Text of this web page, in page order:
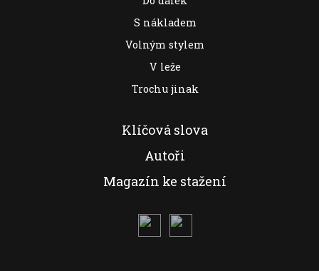
S nákladem
Volným stylem
V leže
Trochu jinak
Klíčová slova
Autoři
Magazín ke stažení